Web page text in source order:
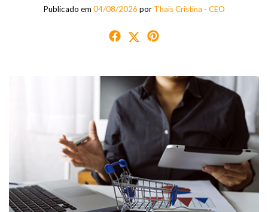
Publicado em 04/08/2026 por Thaís Cristina - CEO